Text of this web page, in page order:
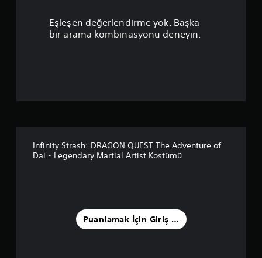
m
a
5
Eşleşen değerlendirme yok. Başka
bir arama kombinasyonu deneyin.
Infinity Strash: DRAGON QUEST The Adventure of
Dai - Legendary Martial Artist Kostümü
Puanlamak İçin Giriş Yapın